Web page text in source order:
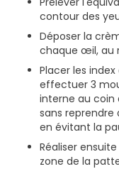
contour des
Déposer la
chaque œil, au
Placer les
effectuer 3
interne au coin
sans reprendre
en évitant la
Réaliser
zone de la